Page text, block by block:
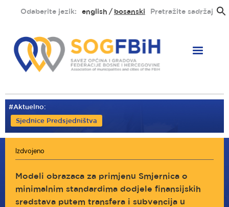
sadržaj
Odaberite jezik: english bosanski Pretražite sadržaj
#Aktuelno:
Sjednice Predsjedništva
Izdvojeno
Modeli obrazaca za primjenu Smjernica o
minimalnim standardima dodjele finansijskih
sredstava putem transfera i subvencija u